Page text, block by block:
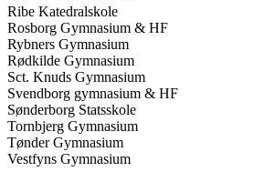
Ribe Katedralskole
Rosborg Gymnasium & HF
Rybners Gymnasium
Rødkilde Gymnasium
Sct. Knuds Gymnasium
Svendborg gymnasium & HF
Sønderborg Statsskole
Tornbjerg Gymnasium
Tønder Gymnasium
Vestfyns Gymnasium